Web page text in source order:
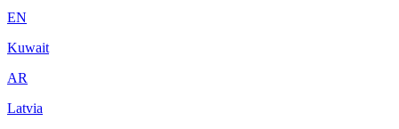
EN
Kuwait
AR
Latvia